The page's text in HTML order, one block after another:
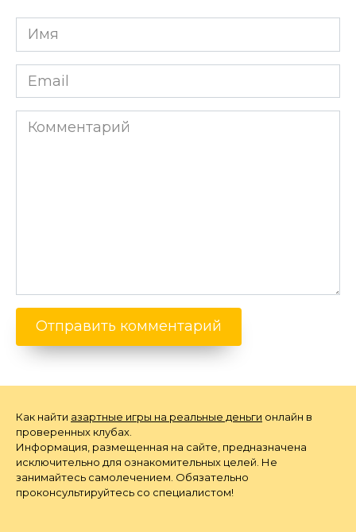
Имя
*
Email
*
Комментарий
Как найти азартные игры на реальные деньги онлайн в
проверенных клубах.
Информация, размещенная на сайте, предназначена
исключительно для ознакомительных целей. Не
занимайтесь самолечением. Обязательно
проконсультируйтесь со специалистом!